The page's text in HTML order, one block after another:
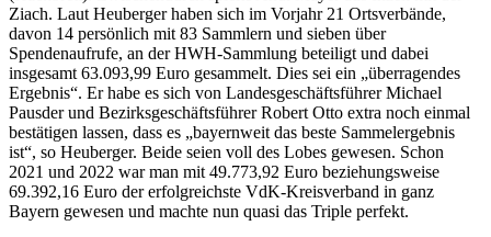
Ziach. Laut Heuberger haben sich im Vorjahr 21 Ortsverbände,
davon 14 persönlich mit 83 Sammlern und sieben über
Spendenaufrufe, an der HWH-Sammlung beteiligt und dabei
insgesamt 63.093,99 Euro gesammelt. Dies sei ein „überragendes
Ergebnis“. Er habe es sich von Landesgeschäftsführer Michael
Pausder und Bezirksgeschäftsführer Robert Otto extra noch einmal
bestätigen lassen, dass es „bayernweit das beste Sammelergebnis
ist“, so Heuberger. Beide seien voll des Lobes gewesen. Schon
2021 und 2022 war man mit 49.773,92 Euro beziehungsweise
69.392,16 Euro der erfolgreichste VdK-Kreisverband in ganz
Bayern gewesen und machte nun quasi das Triple perfekt.